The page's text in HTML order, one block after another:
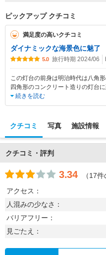
ピックアップ クチコミ
満足度の高いクチコミ
ダイナミックな海景色に魅了
5.0 旅行時期 2024/06
この灯台の前身は明治時代は八角
四角形のコンクリート造りの灯台
続きを読む
クチコミ 写真 施設情報
クチコミ・評判
3.34
（17
アクセス：
人混みの少なさ：
バリアフリー：
見ごたえ：